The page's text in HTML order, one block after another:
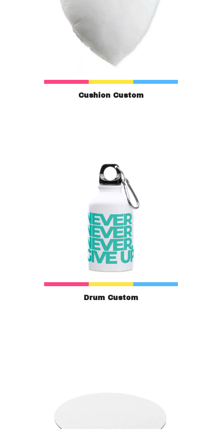
Cushion Custom
Drum Custom